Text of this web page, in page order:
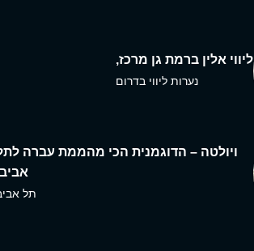
ליווי אלין ברמת גן מרכז,
נערות ליווי בדרום
ויולטה – הדוגמנית הכי מהממת עברה
תל